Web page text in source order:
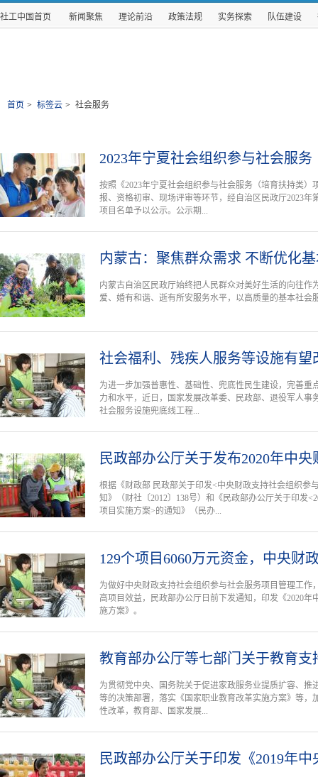
社工中国首页 新闻聚焦 理论前沿 政策法规 实务探索 队伍建设
首页 > 标签云 > 社会服务
2023年宁夏社会组织参与社会服
按照《2023年宁夏社会组织参与社会服务（培育扶持类
报、资格初审、现场评审等环节，经自治区民政厅2023年
项目名单予以公示。公示期...
内蒙古：聚焦群众需求 不断优化
内蒙古自治区民政厅始终把人民群众对美好生活的向往
爱、婚有和谐、逝有所安服务水平，以高质量的基本社会
社会福利、残疾人服务等设施有望
为进一步加强普惠性、基础性、兜底性民生建设，完善重
力和水平，近日，国家发展改革委、民政部、退役军人事
社会服务设施兜底线工程...
民政部办公厅关于发布2020年中
根据《财政部 民政部关于印发<中央财政支持社会组织参
知》（财社〔2012〕138号）和《民政部办公厅关于印发
项目实施方案>的通知》（民办...
129个项目6060万元资金，中央财
为做好中央财政支持社会组织参与社会服务项目管理工作
高项目效益，民政部办公厅日前下发通知，印发《2020
施方案》。
教育部办公厅等七部门关于教育支
为贯彻党中央、国务院关于促进家政服务业提质扩容、推
等的决策部署，落实《国家职业教育改革实施方案》等，
性改革，教育部、国家发展...
民政部办公厅关于印发《2019年